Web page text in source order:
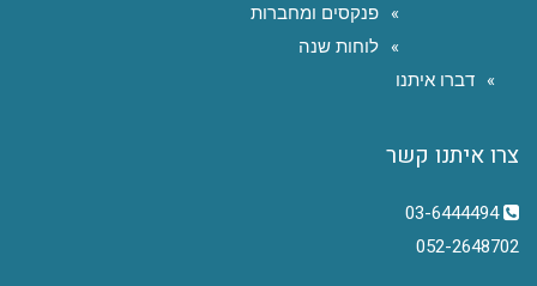
פנקסים ומחברות
לוחות שנה
דברו איתנו
צרו איתנו קשר
03-6444494
052-2648702